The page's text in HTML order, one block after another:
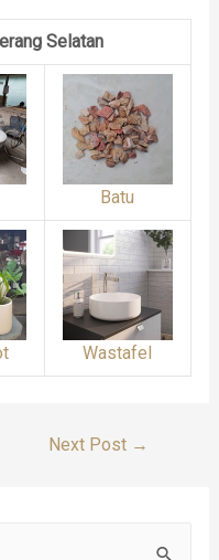
Selatan
Batu
Wastafel
Next Post →